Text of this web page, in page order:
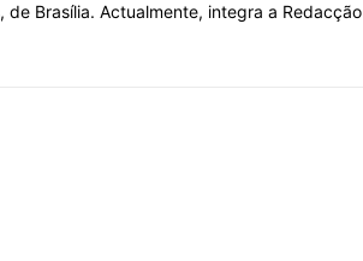
Brasília. Actualmente, integra a Redacção